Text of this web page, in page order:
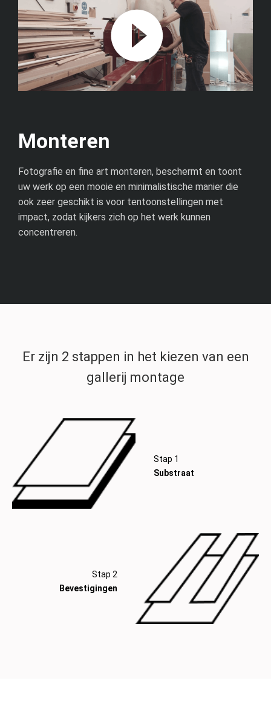
Monteren
Fotografie en fine art monteren, beschermt en toont
uw werk op een mooie en minimalistische manier die
ook zeer geschikt is voor tentoonstellingen met
impact, zodat kijkers zich op het werk kunnen
concentreren.
Er zijn 2 stappen in het kiezen van een
gallerij montage
Stap 1
Substraat
Stap 2
Bevestigingen